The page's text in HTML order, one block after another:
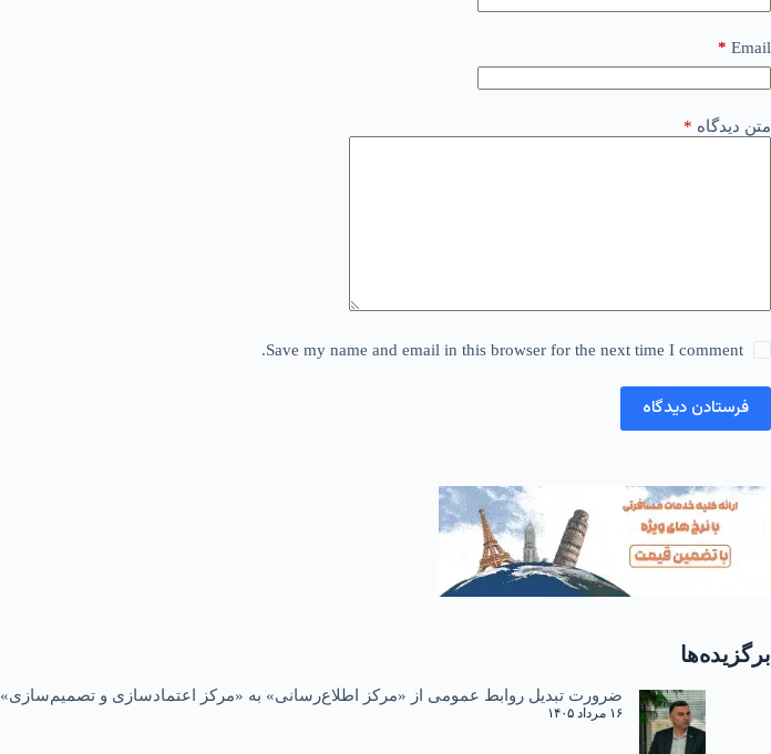
Email
*
متن دیدگاه *
Save my name and email in this browser for the next time I comment.
فرستادن دیدگاه
برگزیده‌ها
ضرورت تبدیل روابط عمومی از «مرکز اطلاع‌رسانی» به «مرکز اعتمادسازی و تصمیم‌سازی»
۱۶ مرداد ۱۴۰۵